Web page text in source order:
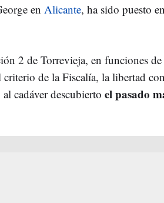
en Alicante, ha sido puesto en
2 de Torrevieja, en funciones
de la Fiscalía, la libertad
cadáver descubierto el pasado